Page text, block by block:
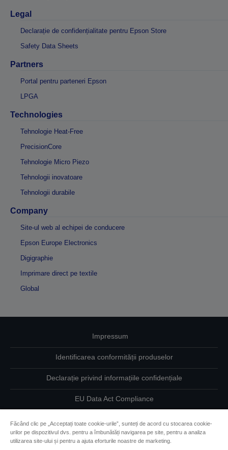
Legal
Declarație de confidențialitate pentru Epson Store
Safety Data Sheets
Partners
Portal pentru parteneri Epson
LPGA
Technologies
Tehnologie Heat-Free
PrecisionCore
Tehnologie Micro Piezo
Tehnologii inovatoare
Tehnologii durabile
Company
Site-ul web al echipei de conducere
Epson Europe Electronics
Digigraphie
Imprimare direct pe textile
Global
Impressum
Identificarea conformității produselor
Declarație privind informațiile confidențiale
EU Data Act Compliance
Informaţii despre modulele cookie
Făcând clic pe „Acceptați toate cookie-urile”, sunteți de acord cu stocarea cookie-
urilor pe dispozitivul dvs. pentru a îmbunătăți navigarea pe site, pentru a analiza
utilizarea site-ului și pentru a ajuta eforturile noastre de marketing.